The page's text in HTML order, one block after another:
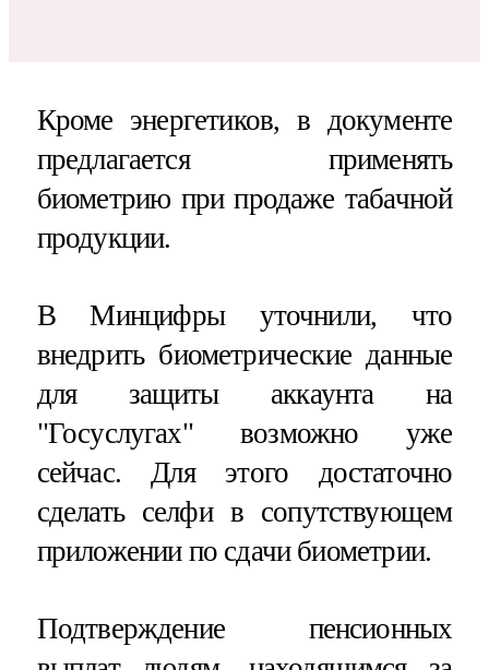
Кроме энергетиков, в документе
предлагается применять
биометрию при продаже табачной
продукции.
В Минцифры уточнили, что
внедрить биометрические данные
для защиты аккаунта на
"Госуслугах" возможно уже
сейчас. Для этого достаточно
сделать селфи в сопутствующем
приложении по сдачи биометрии.
Подтверждение пенсионных